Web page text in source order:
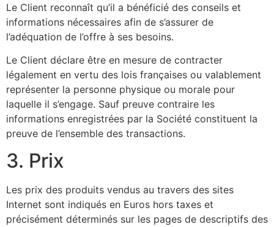
Le Client reconnaît qu’il a bénéficié des conseils et
informations nécessaires afin de s’assurer de
l’adéquation de l’offre à ses besoins.
Le Client déclare être en mesure de contracter
légalement en vertu des lois françaises ou valablement
représenter la personne physique ou morale pour
laquelle il s’engage. Sauf preuve contraire les
informations enregistrées par la Société constituent la
preuve de l’ensemble des transactions.
3. Prix
Les prix des produits vendus au travers des sites
Internet sont indiqués en Euros hors taxes et
précisément déterminés sur les pages de descriptifs des